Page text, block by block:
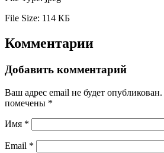
File Size: 114 КБ
Комментарии
Добавить комментарий
Ваш адрес email не будет опубликован.
помечены *
Имя *
Email *